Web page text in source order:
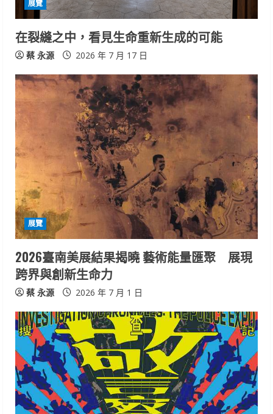
n
g
展覽
在裂縫之中，看見生命重新生成的可能
蔡 永源 2026 年 7 月 17 日
展覽
2026臺南美展結果揭曉 藝術能量匯聚 展現
跨界與創新生命力
蔡 永源 2026 年 7 月 1 日